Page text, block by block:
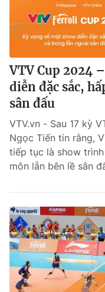
VTV Cup 2024
diễn đặc sắc,
sân đấu
VTV.vn - Sau 17 kỳ
Ngọc Tiến tin rằng,
tiếp tục là show
môn lẫn bên lề sân